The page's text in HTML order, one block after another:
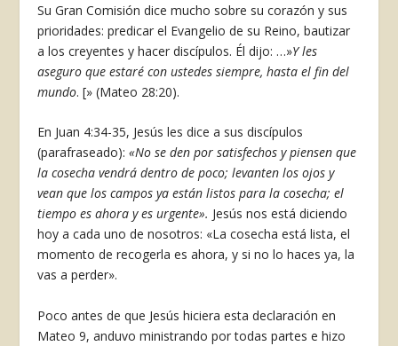
Su Gran Comisión dice mucho sobre su corazón y sus
prioridades: predicar el Evangelio de su Reino, bautizar
a los creyentes y hacer discípulos. Él dijo: …»Y les
aseguro que estaré con ustedes siempre, hasta el fin del
mundo. [» (Mateo 28:20).
En Juan 4:34-35, Jesús les dice a sus discípulos
(parafraseado):«No se den por satisfechos y piensen que
la cosecha vendrá dentro de poco; levanten los ojos y
vean que los campos ya están listos para la cosecha; el
tiempo es ahora y es urgente». Jesús nos está diciendo
hoy a cada uno de nosotros: «La cosecha está lista, el
momento de recogerla es ahora, y si no lo haces ya, la
vas a perder».
Poco antes de que Jesús hiciera esta declaración en
Mateo 9, anduvo ministrando por todas partes e hizo